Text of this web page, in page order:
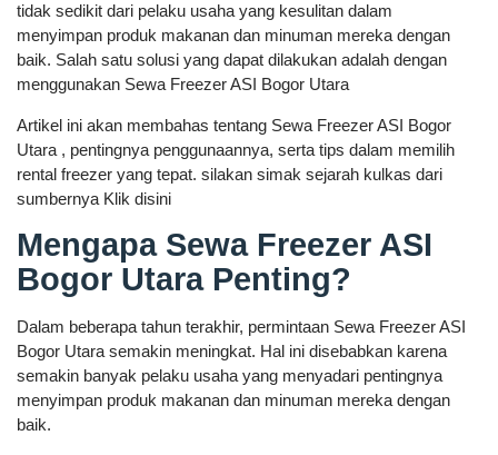
tidak sedikit dari pelaku usaha yang kesulitan dalam
menyimpan produk makanan dan minuman mereka dengan
baik. Salah satu solusi yang dapat dilakukan adalah dengan
menggunakan Sewa Freezer ASI Bogor Utara
Artikel ini akan membahas tentang Sewa Freezer ASI Bogor
Utara , pentingnya penggunaannya, serta tips dalam memilih
rental freezer yang tepat. silakan simak sejarah kulkas dari
sumbernya Klik disini
Mengapa Sewa Freezer ASI
Bogor Utara Penting?
Dalam beberapa tahun terakhir, permintaan Sewa Freezer ASI
Bogor Utara semakin meningkat. Hal ini disebabkan karena
semakin banyak pelaku usaha yang menyadari pentingnya
menyimpan produk makanan dan minuman mereka dengan
baik.